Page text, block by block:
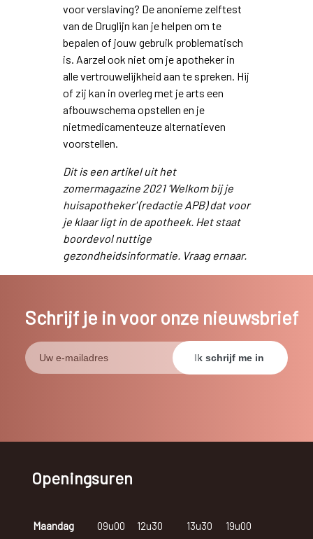
voor verslaving? De anonieme zelftest
van de Druglijn kan je helpen om te
bepalen of jouw gebruik problematisch
is. Aarzel ook niet om je apotheker in
alle vertrouwelijkheid aan te spreken. Hij
of zij kan in overleg met je arts een
afbouwschema opstellen en je
nietmedicamenteuze alternatieven
voorstellen.
Dit is een artikel uit het
zomermagazine 2021 'Welkom bij je
huisapotheker' (redactie APB) dat voor
je klaar ligt in de apotheek. Het staat
boordevol nuttige
gezondheidsinformatie. Vraag ernaar.
Schrijf je in voor onze nieuwsbrief
Openingsuren
Maandag 09u00 12u30 13u30
19u00